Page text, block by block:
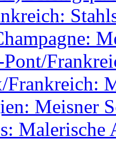
Frankreich:
Meisner
Malerische